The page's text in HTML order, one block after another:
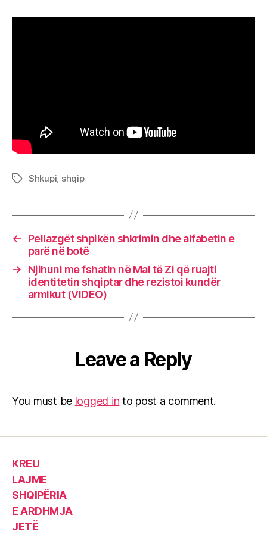
TagsShkupi shqip
←
Pellazgët shpikën shkrimin dhe alfabetin e
parë në botë
→
Njihuni me fshatin në Mal të Zi që ruajti
identitetin shqiptar dhe rezistoi kundër
armikut (VIDEO)
Leave a Reply
You must be logged in to post a comment.
KREU
LAJME
SHQIPËRIA
E ARDHMJA
JETË